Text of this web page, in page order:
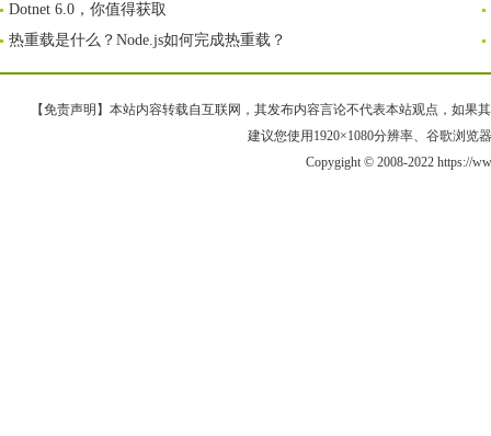
Dotnet 6.0，你值得获取
热重载是什么？Node.js如何完成热重载？
【免责声明】本站内容转载自互联网，其发布内容言论不代表本站观点，如果
建议您使用1920×1080分辨率、谷歌浏览
Copygight © 2008-2022 https://